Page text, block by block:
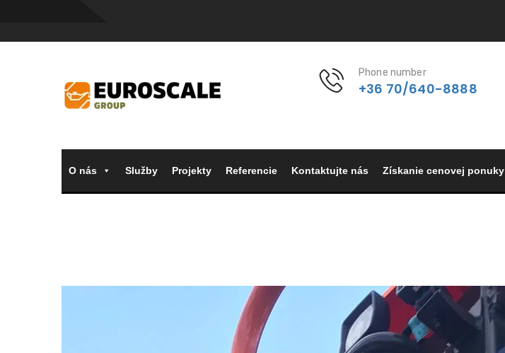
Phone number
+36 70/640-8888
O nás Služby Projekty Referencie Kontaktujte nás Získanie cenovej ponuky